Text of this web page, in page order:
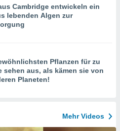
Cambridge entwickeln ein
lebenden Algen zur
Pflanzen für zu
sehen aus, als kämen sie von
Planeten!
Mehr Videos